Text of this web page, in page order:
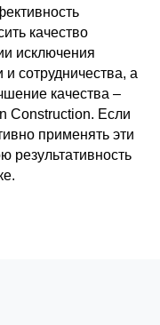
качество
исключения
сотрудничества, а
качества –
Construction. Если
применять эти
результативность